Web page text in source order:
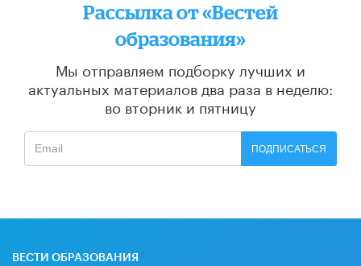
Рассылка от «Вестей
образования»
Мы отправляем подборку лучших и
актуальных материалов два раза в неделю:
во вторник и пятницу
ПОДПИСАТЬСЯ
ВЕСТИ ОБРАЗОВАНИЯ